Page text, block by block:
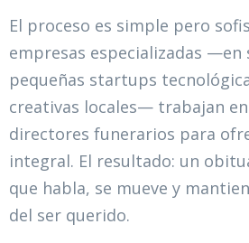
El proceso es simple pero
empresas especializadas —en
pequeñas startups
creativas locales— trabajan
directores funerarios para
integral. El resultado: un
que habla, se mueve y
del ser querido.